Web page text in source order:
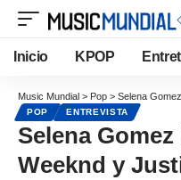
Inicio KPOP
Music Mundial > Pop > Selena Gomez
POP ENTREVISTA
Selena
Weeknd y